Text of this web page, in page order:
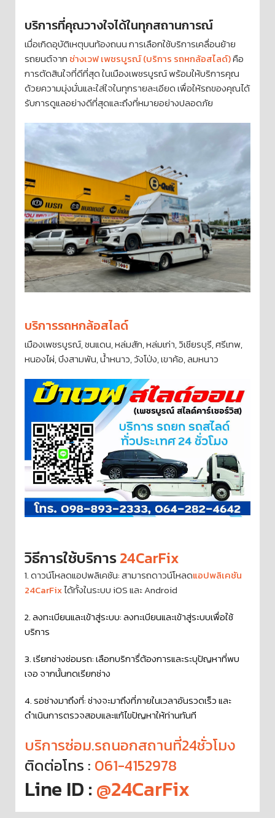
บริการที่คุณวางใจได้ในทุกสถานการณ์
เมื่อเกิดอุบัติเหตุบนท้องถนน การเลือกใช้บริการเคลื่อนย้าย
รถยนต์จาก ช่างเวฟ เพชรบูรณ์ (บริการ รถหกล้อสไลด์)คือ
การตัดสินใจที่ดีที่สุด ในเมืองเพชรบูรณ์ พร้อมให้บริการคุณ
ด้วยความมุ่งมั่นและใส่ใจในทุกรายละเอียด เพื่อให้รถของคุณได้
รับการดูแลอย่างดีที่สุดและถึงที่หมายอย่างปลอดภัย
บริการรถหกล้อสไลด์
เมืองเพชรบูรณ์, ชนแดน, หล่มสัก, หล่มเก่า, วิเชียรบุรี, ศรีเทพ,
หนองไผ่, บึงสามพัน, น้ำหนาว, วังโป่ง, เขาค้อ, ลมหนาว
วิธีการใช้บริการ24CarFix
1. ดาวน์โหลดแอปพลิเคชัน: สามารถดาวน์โหลดแอปพลิเคชัน
24CarFixได้ทั้งในระบบ iOS และ Android
2. ลงทะเบียนและเข้าสู่ระบบ: ลงทะเบียนและเข้าสู่ระบบเพื่อใช้
บริการ
3. เรียกช่างซ่อมรถ: เลือกบริการื่ต้องการและระบุปัญหาที่พบ
เจอ จากนั้นกดเรียกช่าง
4. รอช่างมาถึงที่: ช่างจะมาถึงที่ภายในเวลาอันรวดเร็ว และ
ดำเนินการตรวจสอบและแก้ไขปัญหาให้ท่านทันที
บริการซ่อม.รถนอกสถานที่24ชั่วโมง
ติดต่อโทร : 061-4152978
Line ID :@24CarFix